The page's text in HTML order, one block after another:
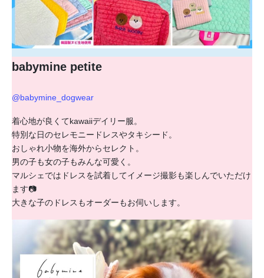
babymine petite
@babymine_dogwear
着心地が良くてkawaiiデイリー服。
特別な日のセレモニードレスやタキシード。
おしゃれ小物を海外からセレクト。
男の子も女の子もみんな可愛く。
マルシェではドレスを試着してイメージ撮影も楽しんでいただけ
ます📷
大きな子のドレスもオーダーもお伺いします。